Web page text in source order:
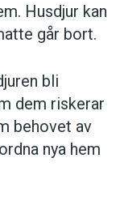
Husdjur kan
går bort.
bli
dem riskerar
behovet av
nya hem